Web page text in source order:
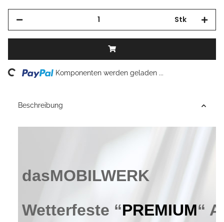
Stk
Loading... Komponenten werden geladen ...
Beschreibung